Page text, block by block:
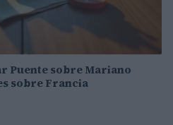
Puente sobre Mariano
sobre Francia